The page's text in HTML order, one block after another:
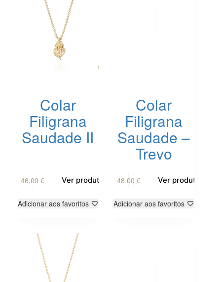
Colar
Filigrana
Saudade II
46,00€ Ver produto
Adicionar aos favoritos
Colar
Filigrana
Saudade –
Trevo
48,00 € Ver produto
Adicionar aos favoritos